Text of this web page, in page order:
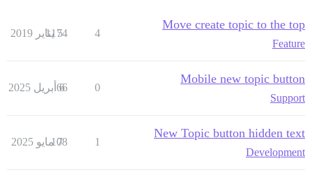
Move create topic to the top
Feature
4
1174
5 يناير 2019
Mobile new topic button
Support
0
66
6 أبريل 2025
New Topic button hidden text
Development
1
108
7 مايو 2025